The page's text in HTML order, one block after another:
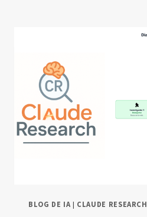
BLOG DE IA | CLAUDE RESEARCH